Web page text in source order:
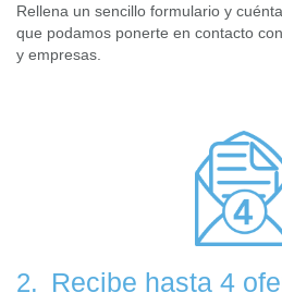
Rellena un sencillo formulario y
que podamos ponerte en contacto
y empresas.
2. Recibe hasta 4